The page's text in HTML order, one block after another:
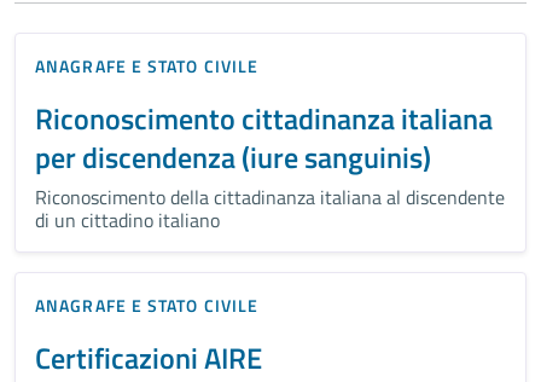
ANAGRAFE E STATO CIVILE
Riconoscimento cittadinanza italiana
per discendenza (iure sanguinis)
Riconoscimento della cittadinanza italiana al discendente
di un cittadino italiano
ANAGRAFE E STATO CIVILE
Certificazioni AIRE